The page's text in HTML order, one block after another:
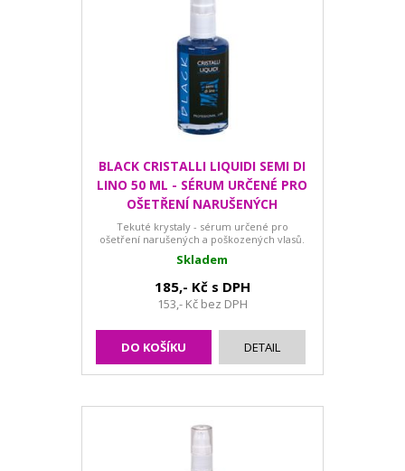
BLACK CRISTALLI LIQUIDI SEMI DI
LINO 50 ML - SÉRUM URČENÉ PRO
OŠETŘENÍ NARUŠENÝCH
Tekuté krystaly - sérum určené pro
ošetření narušených a poškozených vlasů.
Skladem
185,- Kč s DPH
153,- Kč bez DPH
DO KOŠÍKU DETAIL